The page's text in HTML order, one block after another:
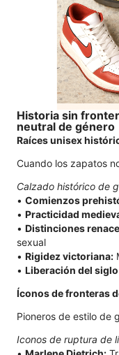
Historia sin
neutral de género
Raíces unisex
Cuando los zapatos
Calzado histórico de
• Comienzos
• Practicidad
• Distinciones
sexual
• Rigidez victoriana:
• Liberación del
Íconos de fronteras
Pioneros de estilo de
Iconos de ruptura de